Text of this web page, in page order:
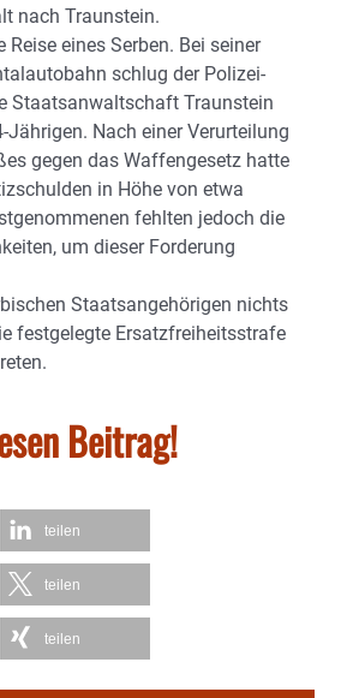
nach Traunstein.
Reise eines Serben. Bei seiner
schlug der Polizei-
Staatsanwaltschaft Traunstein
Nach einer Verurteilung
gegen das Waffengesetz hatte
in Höhe von etwa
fehlten jedoch die
um dieser Forderung
Staatsangehörigen nichts
festgelegte Ersatzfreiheitsstrafe
Beitrag!
teilen
teilen
teilen